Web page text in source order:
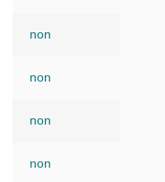
non
non
non
non